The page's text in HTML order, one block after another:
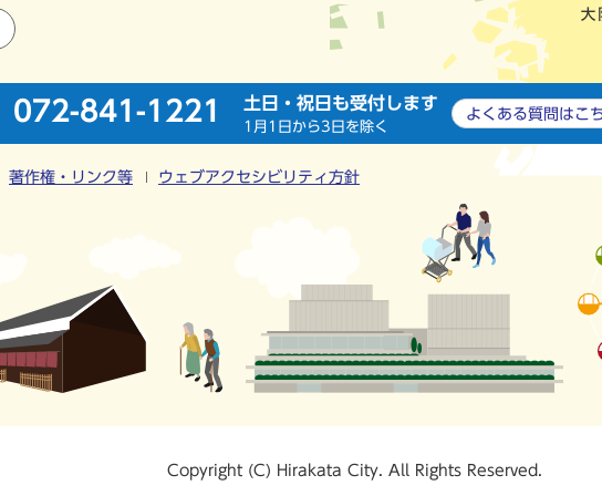
072-841-1221 土日・祝日も受付します
1月1日から3日を除く
よくある質問は こ
著作権・リンク等 ウェブアクセシビリティ方針
Copyright (C) Hirakata City. All Rights Reserved.